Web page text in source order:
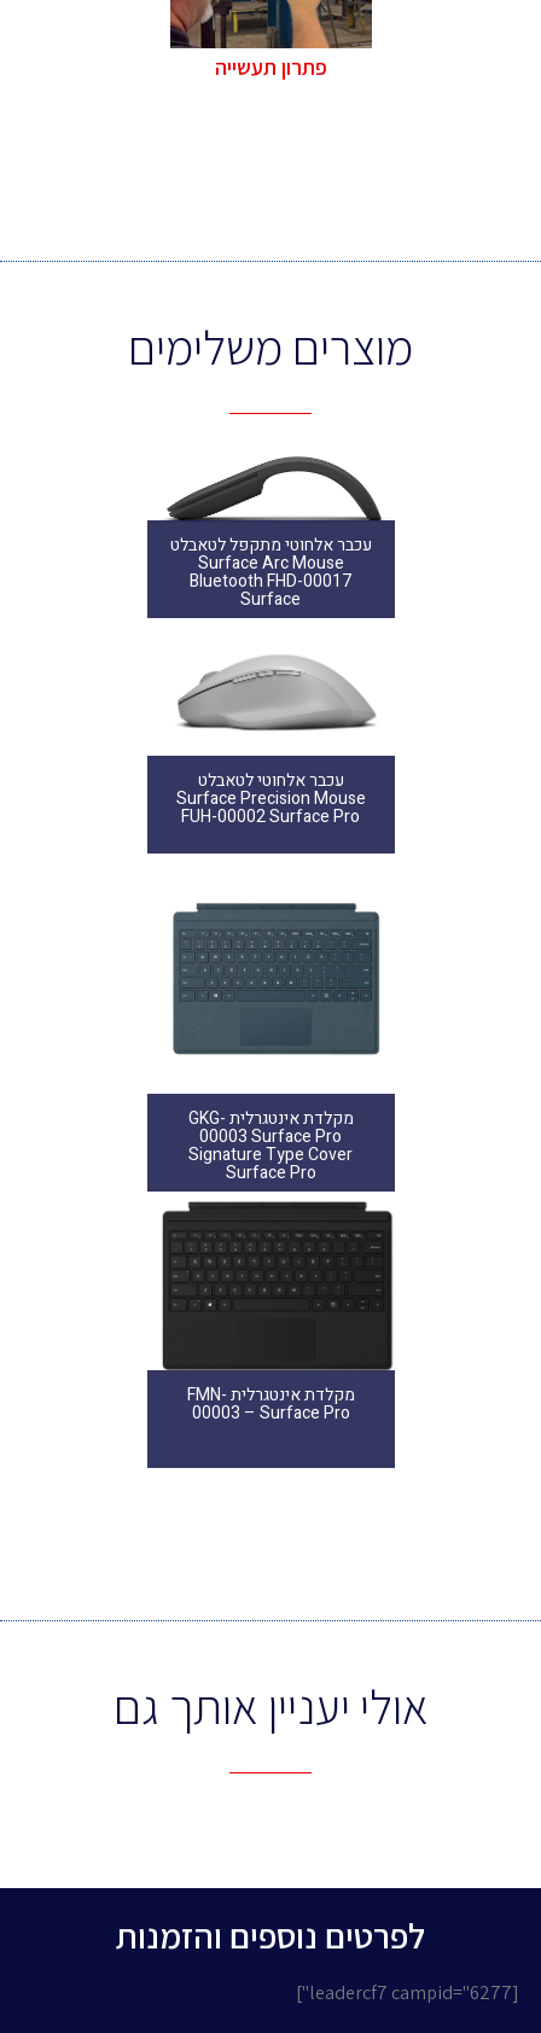
פתרון תעשייה
מוצרים משלימים
עכבר אלחוטי מתקפל לטאבלט
Surface Arc Mouse
Bluetooth FHD-00017
Surface
עכבר אלחוטי לטאבלט
Surface Precision Mouse
FUH-00002 Surface Pro
מקלדת אינטגרלית GKG-
00003 Surface Pro
Signature Type Cover
Surface Pro
מקלדת אינטגרלית FMN-
00003 – Surface Pro
אולי יעניין אותך גם
לפרטים נוספים והזמנות
[leadercf7 campid="6277"]